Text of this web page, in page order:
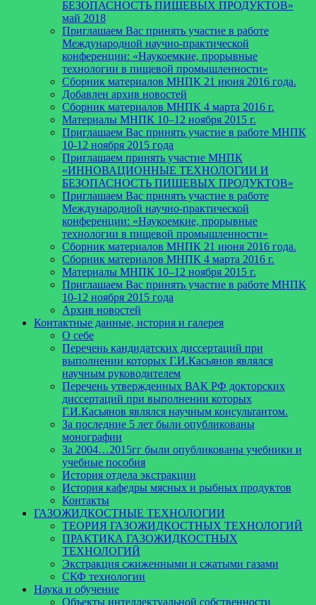
БЕЗОПАСНОСТЬ ПИЩЕВЫХ ПРОДУКТОВ»
май 2018
Приглашаем Вас принять участие в работе
Международной научно-практической
конференции: «Наукоемкие, прорывные
технологии в пищевой промышленности»
Сборник материалов МНПК 21 июня 2016 года.
Добавлен архив новостей
Cборник материалов МНПК 4 марта 2016 г.
Материалы МНПК 10–12 ноября 2015 г.
Приглашаем Вас принять участие в работе МНПК
10-12 ноября 2015 года
Приглашаем принять участие МНПК
«ИННОВАЦИОННЫЕ ТЕХНОЛОГИИ И
БЕЗОПАСНОСТЬ ПИЩЕВЫХ ПРОДУКТОВ»
Приглашаем Вас принять участие в работе
Международной научно-практической
конференции: «Наукоемкие, прорывные
технологии в пищевой промышленности»
Сборник материалов МНПК 21 июня 2016 года.
Cборник материалов МНПК 4 марта 2016 г.
Материалы МНПК 10–12 ноября 2015 г.
Приглашаем Вас принять участие в работе МНПК
10-12 ноября 2015 года
Архив новостей
Контактные данные, история и галерея
О себе
Перечень кандидатских диссертаций при
выполнении которых Г.И.Касьянов являлся
научным руководителем
Перечень утвержденных ВАК РФ докторских
диссертаций при выполнении которых
Г.И.Касьянов являлся научным консультантом.
За последние 5 лет были опубликованы
монографии
За 2004…2015гг были опубликованы учебники и
учебные пособия
История отдела экстракции
История кафедры мясных и рыбных продуктов
Контакты
ГАЗОЖИДКОСТНЫЕ ТЕХНОЛОГИИ
ТЕОРИЯ ГАЗОЖИДКОСТНЫХ ТЕХНОЛОГИЙ
ПРАКТИКА ГАЗОЖИДКОСТНЫХ
ТЕХНОЛОГИЙ
Экстракция сжиженными и сжатыми газами
СКФ технологии
Наука и обучение
Объекты интеллектуальной собственности